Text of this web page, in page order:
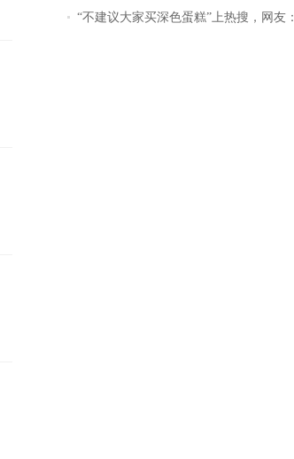
“不建议大家买深色蛋糕”上热搜，网友：天塌了！